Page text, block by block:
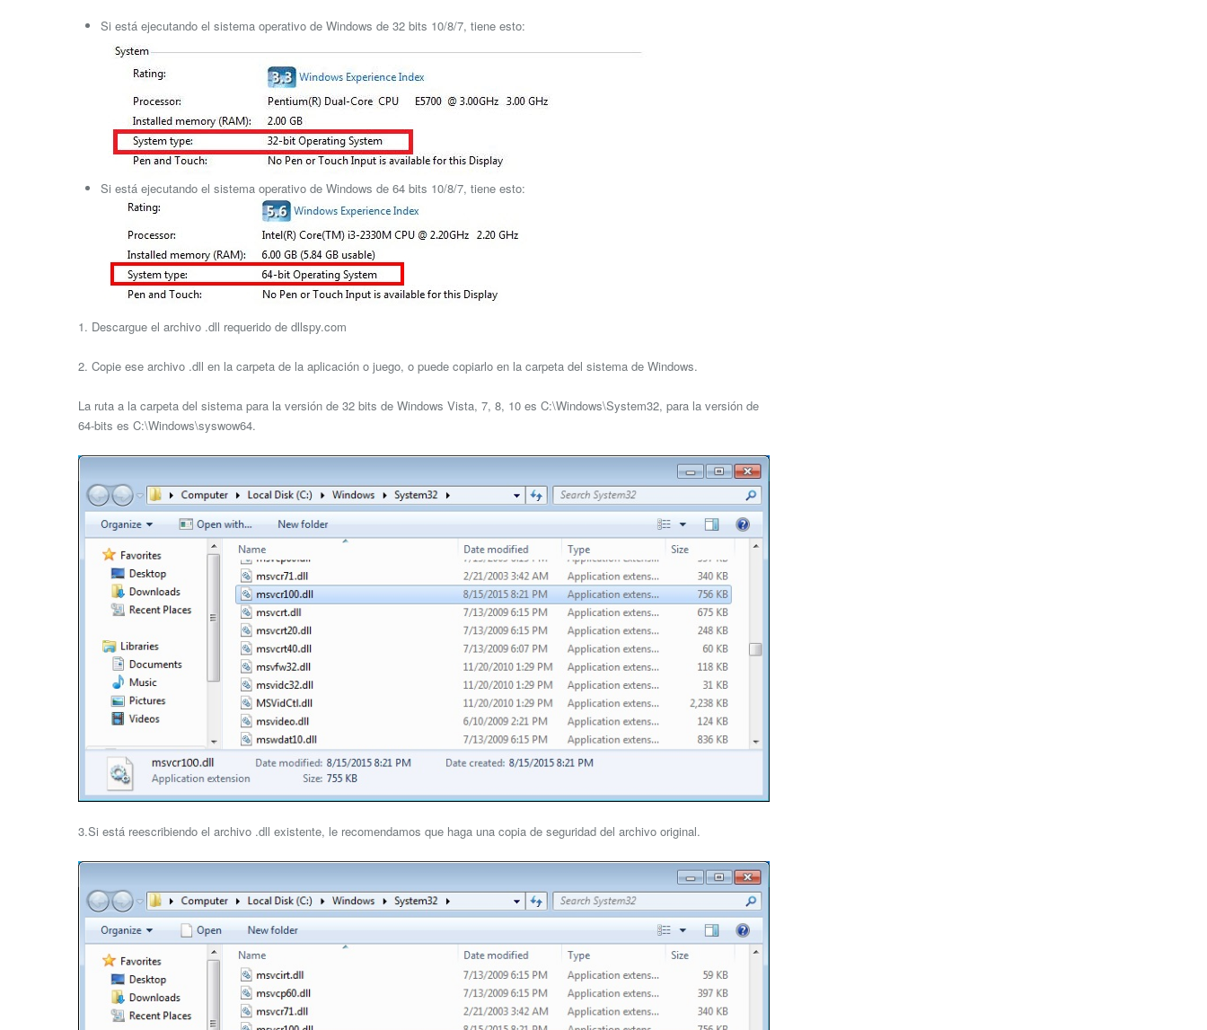
Si está ejecutando el sistema operativo de Windows de 32 bits 10/8/7, tiene esto:
Si está ejecutando el sistema operativo de Windows de 64 bits 10/8/7, tiene esto:
1. Descargue el archivo .dll requerido de dllspy.com
2. Copie ese archivo .dll en la carpeta de la aplicación o juego, o puede copiarlo en la carpeta del sistema de Windows.
La ruta a la carpeta del sistema para la versión de 32 bits de Windows Vista, 7, 8, 10 es C:\Windows\System32, para la versión de
64-bits es C:\Windows\syswow64.
3.Si está reescribiendo el archivo .dll existente, le recomendamos que haga una copia de seguridad del archivo original.